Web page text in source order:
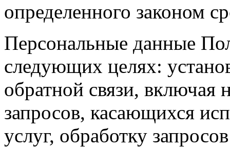
определенного законом
Персональные данные
следующих целях:
обратной связи, включая
запросов, касающихся
услуг, обработку